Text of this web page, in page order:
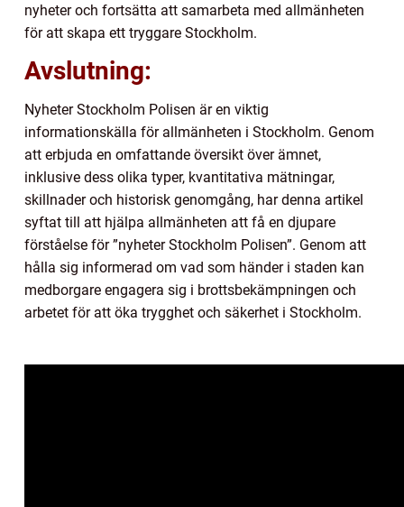
nyheter och fortsätta att samarbeta med allmänheten
för att skapa ett tryggare Stockholm.
Avslutning:
Nyheter Stockholm Polisen är en viktig
informationskälla för allmänheten i Stockholm. Genom
att erbjuda en omfattande översikt över ämnet,
inklusive dess olika typer, kvantitativa mätningar,
skillnader och historisk genomgång, har denna artikel
syftat till att hjälpa allmänheten att få en djupare
förståelse för ”nyheter Stockholm Polisen”. Genom att
hålla sig informerad om vad som händer i staden kan
medborgare engagera sig i brottsbekämpningen och
arbetet för att öka trygghet och säkerhet i Stockholm.